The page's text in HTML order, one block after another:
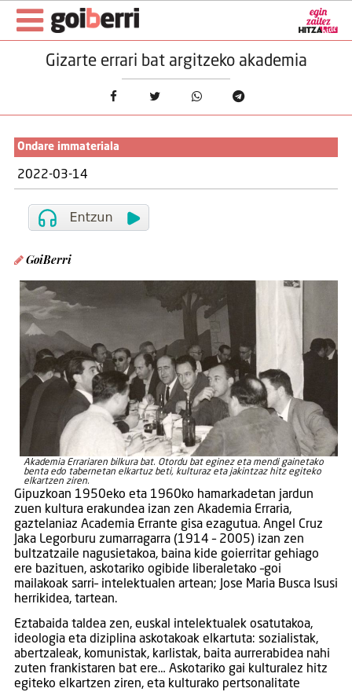
Gizarte errari bat argitzeko akademia
Ondare immateriala
2022-03-14
GoiBerri
Akademia Errariaren bilkura bat. Otordu bat eginez eta mendi gainetako
benta edo tabernetan elkartuz beti, kulturaz eta jakintzaz hitz egiteko
elkartzen ziren.
Gipuzkoan 1950eko eta 1960ko hamarkadetan jardun
zuen kultura erakundea izan zen Akademia Erraria,
gaztelaniaz Academia Errante gisa ezagutua. Angel Cruz
Jaka Legorburu zumarragarra (1914 – 2005) izan zen
bultzatzaile nagusietakoa, baina kide goierritar gehiago
ere bazituen, askotariko ogibide liberaletako –goi
mailakoak sarri– intelektualen artean; Jose Maria Busca Isusi
herrikidea, tartean.
Eztabaida taldea zen, euskal intelektualek osatutakoa,
ideologia eta diziplina askotakoak elkartuta: sozialistak,
abertzaleak, komunistak, karlistak, baita aurrerabidea nahi
zuten frankistaren bat ere… Askotariko gai kulturalez hitz
egiteko elkartzen ziren, eta kulturako pertsonalitate